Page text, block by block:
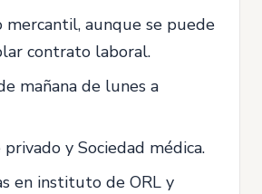
mercantil, aunque se puede
contrato laboral.
mañana de lunes a
privado y Sociedad médica.
en instituto de ORL y